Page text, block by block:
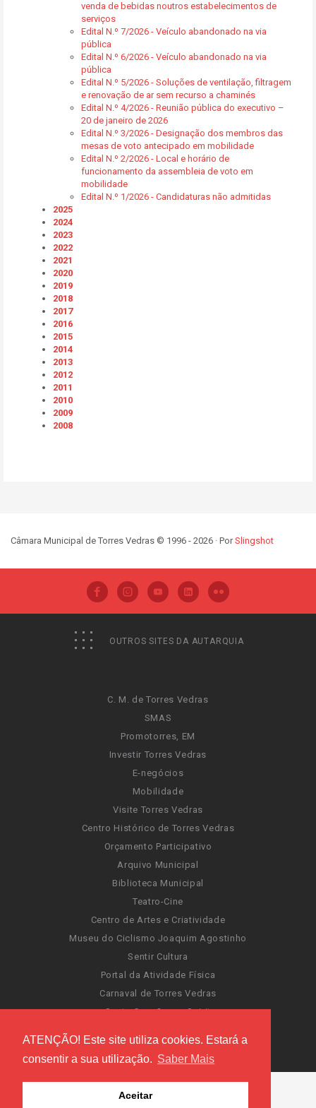
ATENÇÃO! Este site utiliza cookies. Estará a
consentir a sua utilização. Saber Mais
Aceitar
venda de bebidas noutros estabelecimentos de
serviços
Edital N.º 7/2026 - Veículo abandonado na via
pública
Edital N.º 6/2026 - Veículo abandonado na via
pública
Edital N.º 5/2026 - Soluções de ventilação, filtragem
e renovação de ar sem recurso a chaminés
Edital N.º 4/2026 - Reunião pública do executivo –
20 de janeiro de 2026
Edital N.º 3/2026 - Designação dos membros das
mesas de voto antecipado em mobilidade
Edital N.º 2/2026 - Local e horário de
funcionamento da assembleia de voto em
mobilidade
Edital N.º 1/2026 - Candidaturas não admitidas
2025
2024
2023
2022
2021
2020
2019
2018
2017
2016
2015
2014
2013
2012
2011
2010
2009
2008
Câmara Municipal de Torres Vedras © 1996 - 2026 · PorSlingshot
OUTROS SITES DA AUTARQUIA
C. M. de Torres Vedras
SMAS
Promotorres, EM
Investir Torres Vedras
E-negócios
Mobilidade
Visite Torres Vedras
Centro Histórico de Torres Vedras
Orçamento Participativo
Arquivo Municipal
Biblioteca Municipal
Teatro-Cine
Centro de Artes e Criatividade
Museu do Ciclismo Joaquim Agostinho
Sentir Cultura
Portal da Atividade Física
Carnaval de Torres Vedras
Santa Cruz Ocean Spirit